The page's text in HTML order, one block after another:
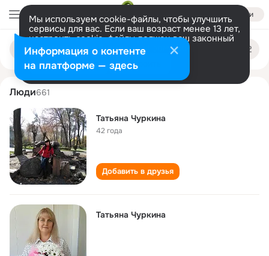
Войти
Мы используем cookie-файлы, чтобы улучшить
сервисы для вас. Если ваш возраст менее 13 лет,
настроить cookie-файлы должен ваш законный
представитель. Больше информации
Разрешить все Настроить
Поиск
людям
tatyana churkina
Люди661
Татьяна Чуркина
42 года
Добавить в друзья
Татьяна Чуркина
Информация о контенте
на платформе — здесь